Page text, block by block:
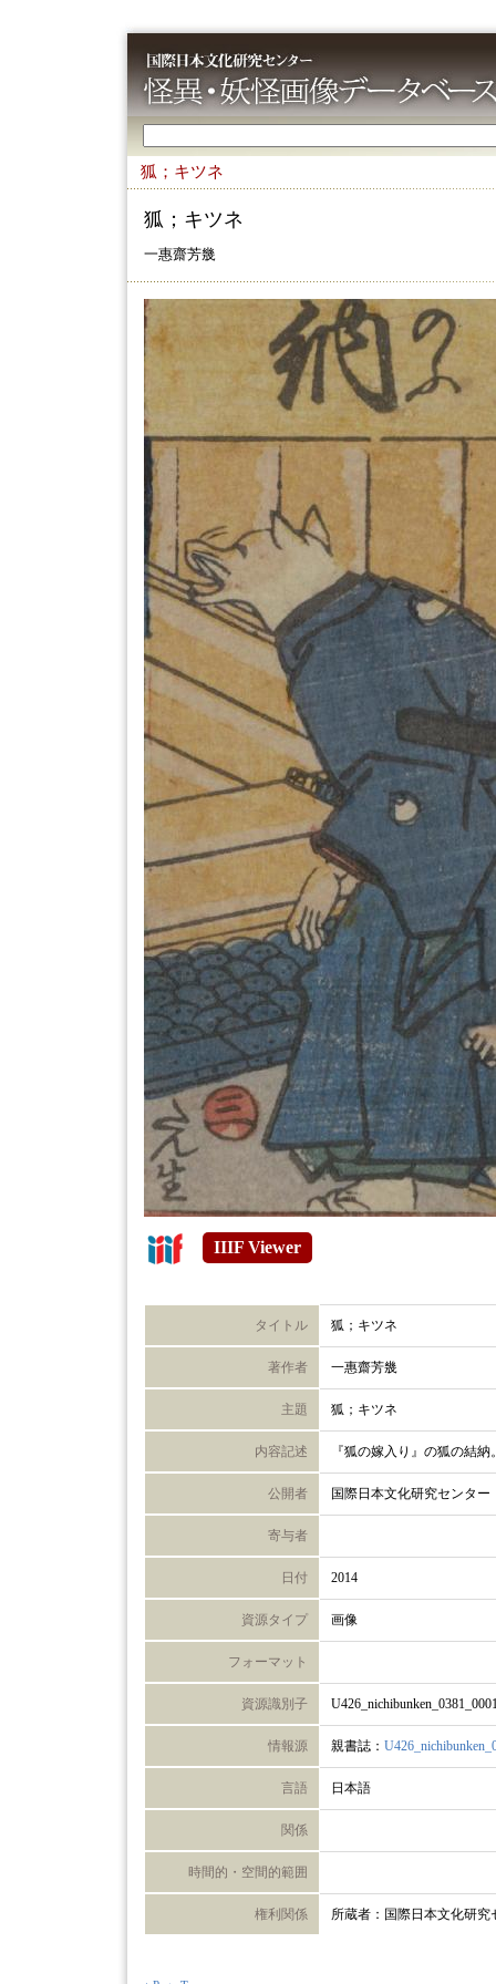
狐；キツネ
狐；キツネ
一惠齋芳㡬
IIIF Viewer
タイトル 狐；キツネ
著作者 一惠齋芳㡬
主題 狐；キツネ
内容記述 『狐の嫁入り』の狐の結納
公開者 国際日本文化研究センター
寄与者
日付 2014
資源タイプ 画像
フォーマット
資源識別子
情報源 親書誌：
言語 日本語
関係
時間的・空間的範囲
権利関係 所蔵者：国際日本文化研究